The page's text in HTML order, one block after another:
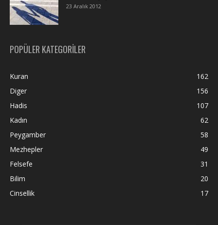
23 Aralık 2012
POPÜLER KATEGORİLER
Kuran
162
Diger
156
Hadis
107
Kadın
62
Peygamber
58
Mezhepler
49
Felsefe
31
Bilim
20
Cinsellik
17